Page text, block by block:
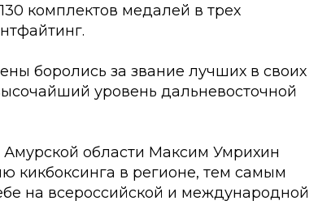
комплектов медалей в трех
боролись за звание лучших в своих
уровень дальневосточной
области Максим Умрихин
кикбоксинга в регионе, тем самым
на всероссийской и международной